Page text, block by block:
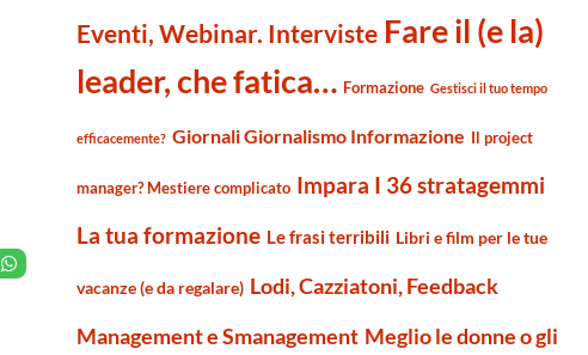
Eventi, Webinar. Interviste Fare il (e la)
leader, che fatica… Formazione Gestisci il tuo tempo
efficacemente? Giornali Giornalismo Informazione Il project
manager? Mestiere complicato Impara I 36 stratagemmi
La tua formazione Le frasi terribili Libri e film per le tue
vacanze (e da regalare) Lodi, Cazziatoni, Feedback
Management e Smanagement Meglio le donne o gli